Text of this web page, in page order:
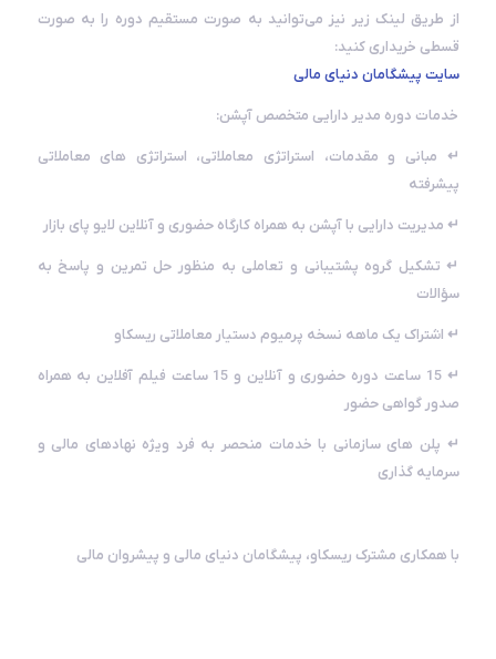
از طریق لینک زیر نیز می‌توانید به صورت مستقیم دوره را به صورت
قسطی خریداری کنید:
سایت پیشگامان دنیای مالی
خدمات دوره مدیر دارایی متخصص آپشن:
↵ مبانی و مقدمات، استراتژی معاملاتی، استراتژی های معاملاتی
پیشرفته
↵ مدیریت دارایی با آپشن به همراه کارگاه حضوری و آنلاین لایو پای بازار
↵ تشکیل گروه پشتیبانی و تعاملی به منظور حل تمرین و پاسخ به
سؤالات
↵ اشتراک یک ماهه نسخه پرمیوم دستیار معاملاتی ریسکاو
↵ 15 ساعت دوره حضوری و آنلاین و 15 ساعت فیلم آفلاین به همراه
صدور گواهی حضور
↵ پلن های سازمانی با خدمات منحصر به فرد ویژه نهادهای مالی و
سرمایه گذاری
با همکاری مشترک ریسکاو، پیشگامان دنیای مالی و پیشروان مالی